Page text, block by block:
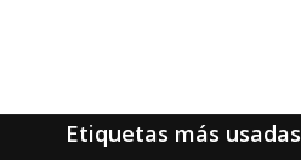
Etiquetas más usadas